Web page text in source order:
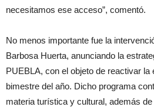
necesitamos ese acceso”, comentó.
No menos importante fue la
Barbosa Huerta, anunciando la
PUEBLA, con el objeto de reactivar la
bimestre del año. Dicho programa
materia turística y cultural, además